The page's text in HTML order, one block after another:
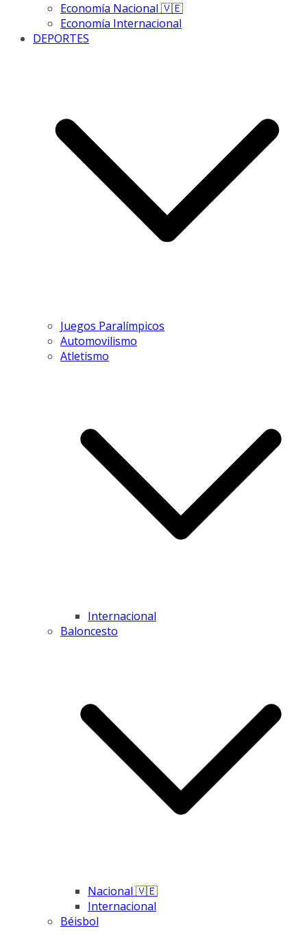
Economía Nacional 🇻🇪
Economía Internacional
DEPORTES
Juegos Paralímpicos
Automovilismo
Atletismo
Internacional
Baloncesto
Nacional 🇻🇪
Internacional
Béisbol